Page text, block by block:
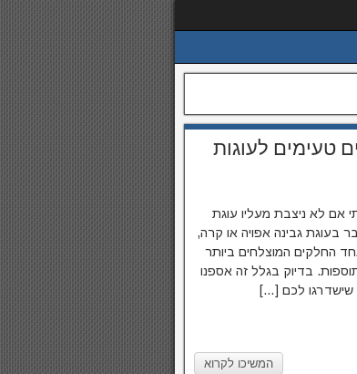
טעימים לעוגות
אם לא ניצבת מעליו עוגת
בעוגת גבינה אפויה או קרה,
החלקים המוצלחים ביותר
בדיוק בגלל זה אספנו
שישדרגו לכם […]
המשיכו לקרוא